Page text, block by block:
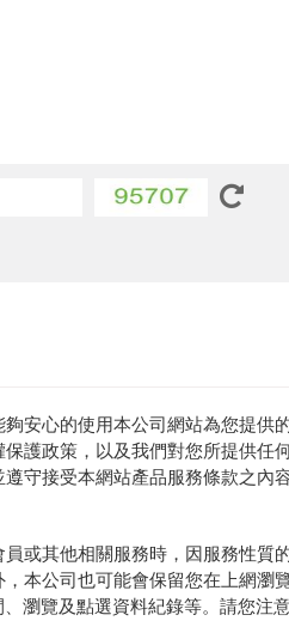
安心的使用本公司網站為您提
護政策，以及我們對您所提供
守接受本網站產品服務條款之內容
或其他相關服務時，因服務性質
本公司也可能會保留您在上網
瀏覽及點選資料紀錄等。請您注